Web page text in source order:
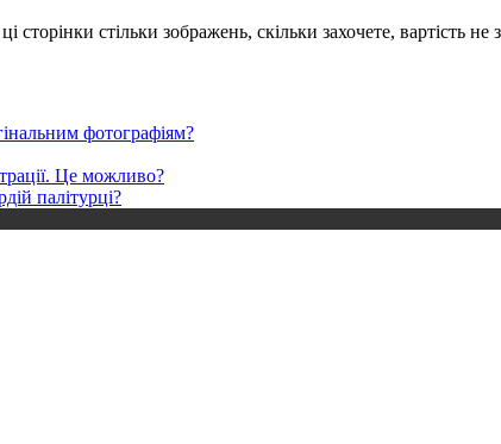
стільки зображень, скільки захочете, вартість не
фотографіям?
Це можливо?
палітурці?